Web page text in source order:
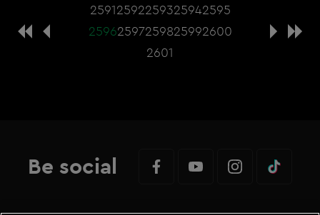
25912592259325942595
25962597259825992600
2601
Be social